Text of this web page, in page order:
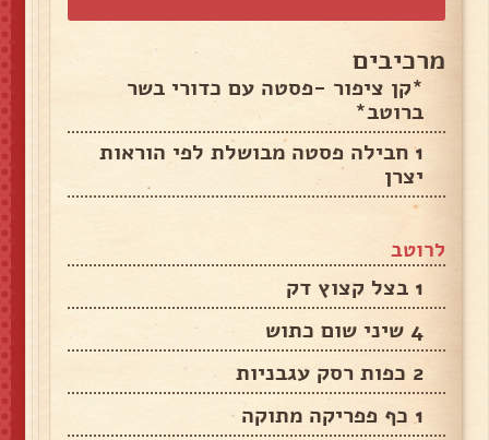
מרכיבים
*קן ציפור -פסטה עם כדורי בשר
ברוטב*
1 חבילה פסטה מבושלת לפי הוראות
יצרן
לרוטב
1 בצל קצוץ דק
4 שיני שום כתוש
2 כפות רסק עגבניות
1 כף פפריקה מתוקה